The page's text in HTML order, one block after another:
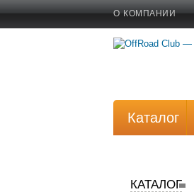
О КОМПАНИИ
Каталог
КАТАЛОГ